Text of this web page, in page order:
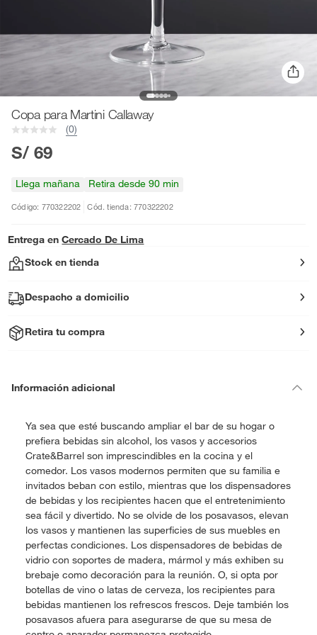
Copa para Martini Callaway
(0)
S/ 69
Llega mañana Retira desde 90 min
Código: 770322202 Cód. tienda: 770322202
Entrega en Cercado De Lima
Stock en tienda
Despacho a domicilio
Retira tu compra
Información adicional
Ya sea que esté buscando ampliar el bar de su hogar o
prefiera bebidas sin alcohol, los vasos y accesorios
Crate&Barrel son imprescindibles en la cocina y el
comedor. Los vasos modernos permiten que su familia e
invitados beban con estilo, mientras que los dispensadores
de bebidas y los recipientes hacen que el entretenimiento
sea fácil y divertido. No se olvide de los posavasos, elevan
los vasos y mantienen las superficies de sus muebles en
perfectas condiciones. Los dispensadores de bebidas de
vidrio con soportes de madera, mármol y más exhiben su
brebaje como decoración para la reunión. O, si opta por
botellas de vino o latas de cerveza, los recipientes para
bebidas mantienen los refrescos frescos. Deje también los
posavasos afuera para asegurarse de que su mesa de